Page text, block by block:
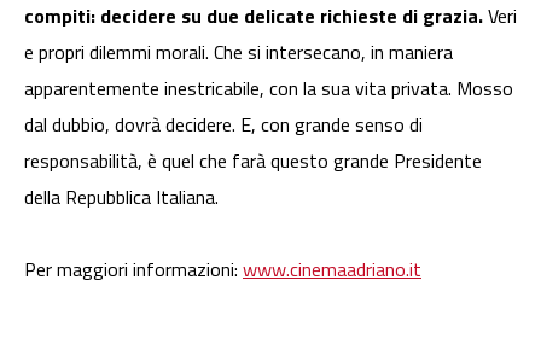
compiti: decidere su due delicate richieste di grazia.Veri
e propri dilemmi morali. Che si intersecano, in maniera
apparentemente inestricabile, con la sua vita privata. Mosso
dal dubbio, dovrà decidere. E, con grande senso di
responsabilità, è quel che farà questo grande Presidente
della Repubblica Italiana.
Per maggiori informazioni: www.cinemaadriano.it